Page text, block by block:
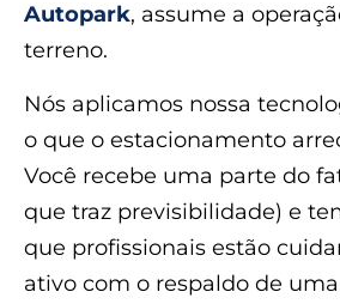
Autopark, assume a
terreno.
Nós aplicamos nossa
o que o estacionamento
Você recebe uma parte do
que traz previsibilidade) e
que profissionais estão
ativo com o respaldo de